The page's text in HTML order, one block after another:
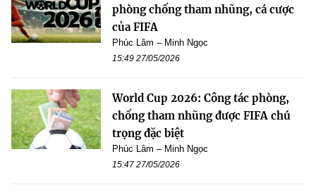
phòng chống tham nhũng, cá cược
của FIFA
Phúc Lâm – Minh Ngọc
15:49 27/05/2026
World Cup 2026: Công tác phòng,
chống tham nhũng được FIFA chú
trọng đặc biệt
Phúc Lâm – Minh Ngọc
15:47 27/05/2026